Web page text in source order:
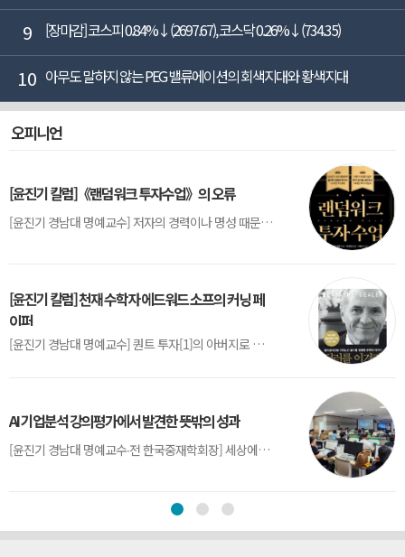
9 [장마감] 코스피 0.84%↓(2697.67), 코스닥 0.26%↓(734.35)
10 아무도 말하지 않는 PEG 밸류에이션의 회색지대와 황색지대
오피니언
[윤진기 칼럼]《랜덤워크 투자수업》의 오류
[윤진기 경남대 명예교수] 저자의 경력이나 명성 때문인지 2020년에 번역 출판된 《랜덤워크 투자수업》(A Random Walk Down Wall Street) 12판은 표지부터가 거창하다. ‘45년간 12번 개정하며 철저히 검증한 투자서’, ‘전문가 부럽지 않은 투자 감각을 길러주는 위대한 투자지침서’ 라는 은빛 광고문구로 독자를 유혹한다.[1] 출판 50주...
[윤진기 칼럼] 천재 수학자 에드워드 소프의 커닝 페
이퍼
[윤진기 경남대 명예교수] 퀀트 투자[1]의 아버지로 불리는 에드워드 소프(Edward O. Thorp)는 수학계에서 천재로 알려진 인물이다. 그는 수학자이지만, 투자 업계에도 여러 가지 흥미로운 일화를 남겼다.수학을 이용하여 카지노를 이길 수 있는지가 궁금했던 그는 동료 교수가 소개해 준 블랙잭(Blackjack) 전략의 핵심을 손바닥 크기의 종이에 요...
AI 기업분석 강의평가에서 발견한 뜻밖의 성과
[윤진기 경남대 명예교수∙전 한국중재학회장] 세상에는 우연처럼 보이지만 인류의 진보를 이끌어낸 사건들이 있다. 영국의 알렉산더 플레밍(Alexander Fleming)이 곰팡이 핀 페트리 접시(Petri dish)를 버리지 않고[1] 관찰해 페니실린을 발견한 것은 그 대표적 사례다. 무심히 지나쳤다면 결코 없었을 혁신이었다.지난 7월 5일, 필자가 개발한 기업...